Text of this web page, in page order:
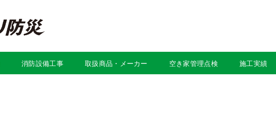
消防設備工事 取扱商品・メーカー 空き家管理点検 施工実績